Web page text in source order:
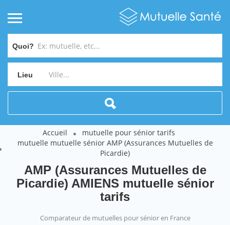
Quoi?
Lieu
Accueil
mutuelle pour sénior tarifs
mutuelle mutuelle sénior AMP (Assurances Mutuelles de
Picardie)
AMP (Assurances Mutuelles de
Picardie) AMIENS mutuelle sénior
tarifs
Comparateur de mutuelles pour sénior en France